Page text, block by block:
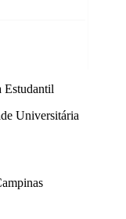
Estudantil
Universitária